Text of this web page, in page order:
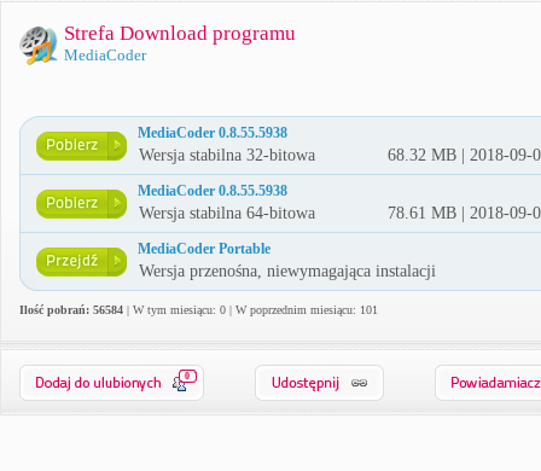
Strefa Download programu
MediaCoder
MediaCoder 0.8.55.5938
Wersja stabilna 32-bitowa 68.32 MB | 2018-09-
MediaCoder 0.8.55.5938
Wersja stabilna 64-bitowa 78.61 MB | 2018-09-
MediaCoder Portable
Wersja przenośna, niewymagająca instalacji
Ilość pobrań: 56584 | W tym miesiącu: 0 | W poprzednim miesiącu: 101
0